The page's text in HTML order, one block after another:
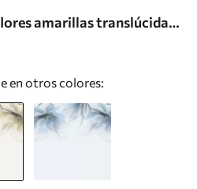
amarillas translúcidas
en otros colores: